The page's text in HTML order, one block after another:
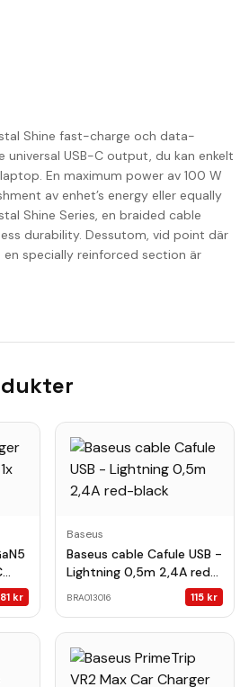
Shine fast-charge och data-
universal USB-C output, du kan enkelt
En maximum power av 100 W
av enhet’s energy eller equally
Shine Series, en braided cable
durability. Dessutom, vid point där
specially reinforced section är
kr
Baseus
Baseus cable Cafule USB -
Lightning 0,5m 2,4A red-
BRA013016 115 kr